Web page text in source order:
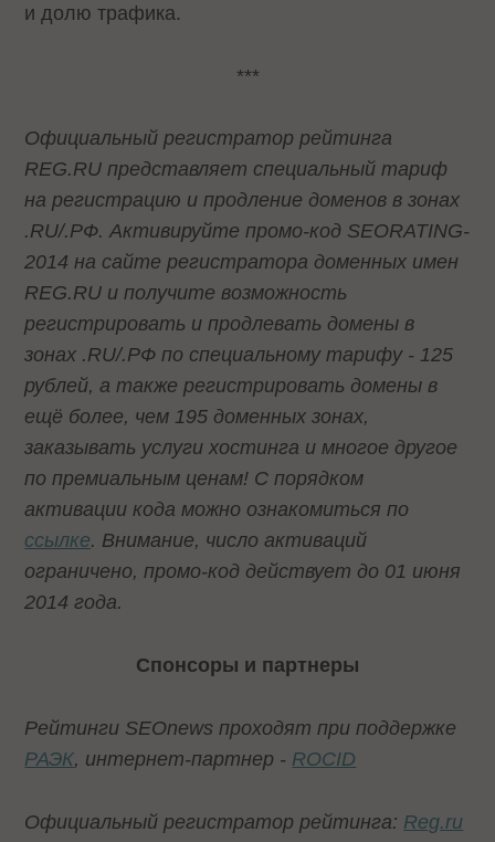
и долю трафика.
***
Официальный регистратор рейтинга
REG.RU представляет специальный тариф
на регистрацию и продление доменов в зонах
.RU/.РФ. Активируйте промо-код SEORATING-
2014на сайте регистратора доменных имен
REG.RU и получите возможность
регистрировать и продлевать домены в
зонах .RU/.РФ по специальному тарифу - 125
рублей, а также регистрировать домены в
ещё более, чем 195 доменных зонах,
заказывать услуги хостинга и многое другое
по премиальным ценам! С порядком
активации кода можно ознакомиться по
ссылке. Внимание, число активаций
ограничено, промо-код действует до 01 июня
2014 года.
Спонсоры и партнеры
Рейтинги SEOnews проходят при поддержке
РАЭК, интернет-партнер - ROCID
Официальный регистратор рейтинга: Reg.ru